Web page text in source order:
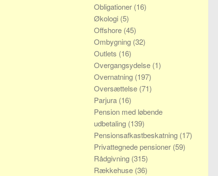
Obligationer (16)
Økologi (5)
Offshore (45)
Ombygning (32)
Outlets (16)
Overgangsydelse (1)
Overnatning (197)
Oversættelse (71)
Parjura (16)
Pension med løbende
udbetaling (139)
Pensionsafkastbeskatning (17)
Privattegnede pensioner (59)
Rådgivning (315)
Rækkehuse (36)